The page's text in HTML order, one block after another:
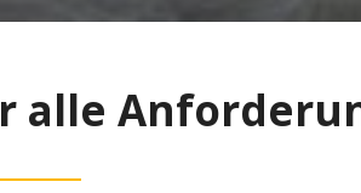
alle